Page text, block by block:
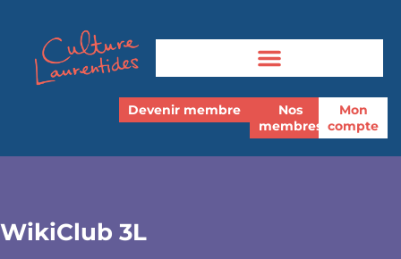
Devenir membre
Nos
membres
Mon
compte
WikiClub 3L